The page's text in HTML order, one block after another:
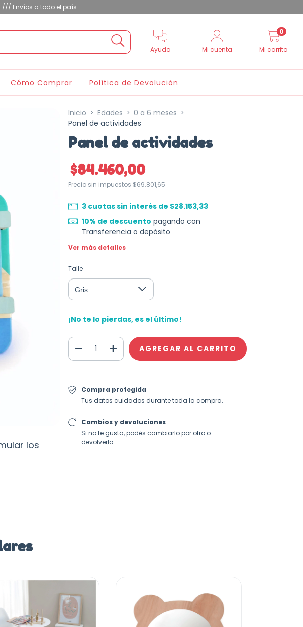
Envíos a todo el país
Ayuda Mi cuenta Mi carrito
0
Cómo Comprar Política de Devolución
los
Inicio > Edades > 0 a 6 meses >
Panel de actividades
Panel de actividades
$84.460,00
Precio sin impuestos $69.801,65
3 cuotas sin interés de $28.153,33
10% de descuento pagando con
Transferencia o depósito
Ver más detalles
Talle
¡No te lo pierdas, es el último!
Compra protegida
Tus datos cuidados durante toda la compra.
Cambios y devoluciones
Si no te gusta, podés cambiarlo por otro o
devolverlo.